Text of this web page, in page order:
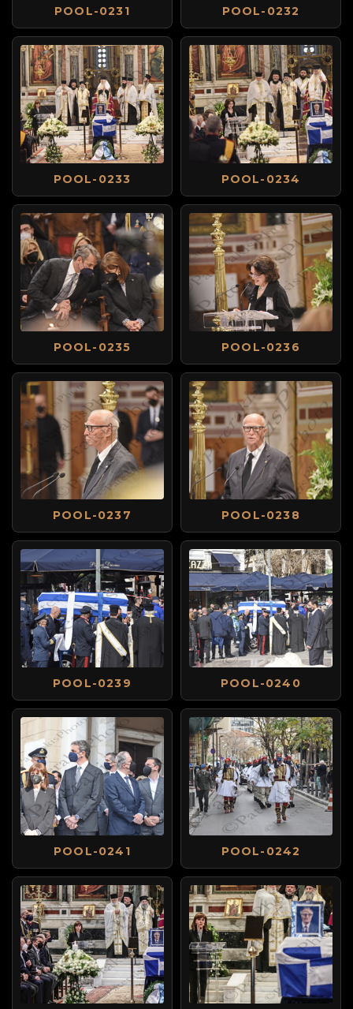
POOL-0231 POOL-0232
POOL-0233 POOL-0234
POOL-0235 POOL-0236
POOL-0237 POOL-0238
POOL-0239 POOL-0240
POOL-0241 POOL-0242